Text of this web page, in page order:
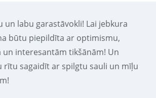
un labu garastāvokli! Lai jebkura
būtu piepildīta ar optimismu,
un interesantām tikšānām! Un
rītu sagaidīt ar spilgtu sauli un mīļu